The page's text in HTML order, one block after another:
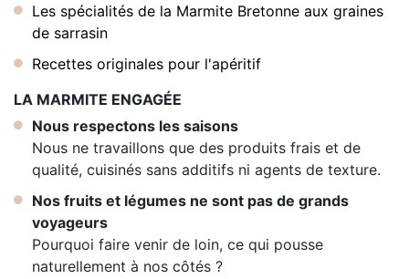
Les spécialités de la Marmite Bretonne aux graines
de sarrasin
Recettes originales pour l'apéritif
LA MARMITE ENGAGÉE
Nous respectons les saisons
Nous ne travaillons que des produits frais et de
qualité, cuisinés sans additifs ni agents de texture.
Nos fruits et légumes ne sont pas de grands
voyageurs
Pourquoi faire venir de loin, ce qui pousse
naturellement à nos côtés ?